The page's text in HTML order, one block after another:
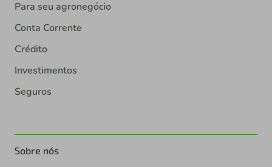
Para seu agronegócio
Conta Corrente
Crédito
Investimentos
Seguros
Sobre nós